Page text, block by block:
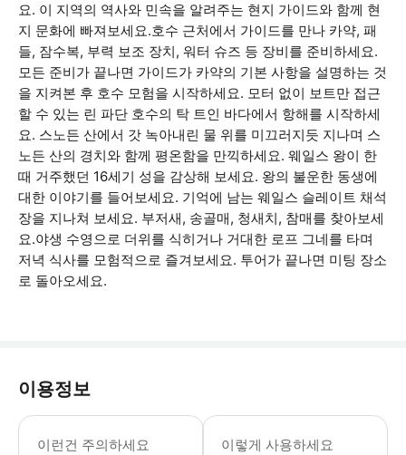
요. 이 지역의 역사와 민속을 알려주는 현지 가이드와 함께 현
지 문화에 빠져보세요.호수 근처에서 가이드를 만나 카약, 패
들, 잠수복, 부력 보조 장치, 워터 슈즈 등 장비를 준비하세요.
모든 준비가 끝나면 가이드가 카약의 기본 사항을 설명하는 것
을 지켜본 후 호수 모험을 시작하세요. 모터 없이 보트만 접근
할 수 있는 린 파단 호수의 탁 트인 바다에서 항해를 시작하세
요. 스노든 산에서 갓 녹아내린 물 위를 미끄러지듯 지나며 스
노든 산의 경치와 함께 평온함을 만끽하세요. 웨일스 왕이 한
때 거주했던 16세기 성을 감상해 보세요. 왕의 불운한 동생에
대한 이야기를 들어보세요. 기억에 남는 웨일스 슬레이트 채석
장을 지나쳐 보세요. 부저새, 송골매, 청새치, 참매를 찾아보세
요.야생 수영으로 더위를 식히거나 거대한 로프 그네를 타며
저녁 식사를 모험적으로 즐겨보세요. 투어가 끝나면 미팅 장소
로 돌아오세요.
이용정보
이런건 주의하세요
이 투어는 비가 오나 눈이 오나 진행
이렇게 사용하세요